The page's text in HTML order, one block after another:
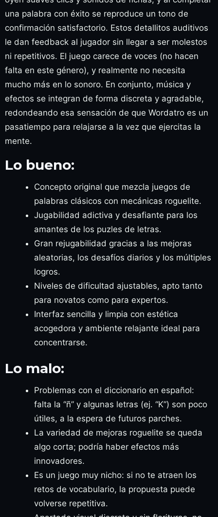
una palabra con éxito se reproduce un tono de
confirmación satisfactorio. Estos detallitos auditivos
le dan feedback al jugador sin llegar a ser molestos
ni repetitivos. El juego carece de voces (no hacen
falta en este género), y realmente no necesita
mucho más en lo sonoro. En conjunto, música y
efectos se integran de forma discreta y agradable,
redondeando esa sensación de que Wordatro es un
pasatiempo para relajarse a la vez que ejercitas la
mente.
Lo bueno:
Concepto original que mezcla juegos de
palabras clásicos con mecánicas roguelite.
Jugabilidad adictiva y desafiante para los
amantes de los puzles de letras.
Gran rejugabilidad gracias a las mejoras
aleatorias, los desafíos diarios y los múltiples
logros.
Niveles de dificultad ajustables, apto tanto
para novatos como para expertos.
Interfaz sencilla y limpia con estética
acogedora y ambiente relajante ideal para
concentrarse.
Lo malo:
Problemas con el diccionario en español:
falta la “ñ” y algunas letras (ej. “K”) son poco
útiles, a la espera de futuros parches.
La variedad de mejoras roguelite se queda
algo corta; podría haber efectos más
innovadores.
Es un juego muy nicho: si no te atraen los
retos de vocabulario, la propuesta puede
volverse repetitiva.